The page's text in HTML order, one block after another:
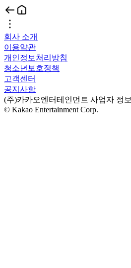
회사 소개
이용약관
개인정보처리방침
청소년보호정책
고객센터
공지사항
(주)카카오엔터테인먼트 사업자 정보
© Kakao Entertainment Corp.